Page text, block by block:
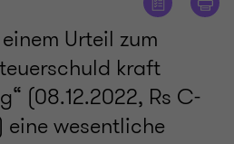
Urteil zum
kraft
(08.12.2022, Rs C-
eine wesentliche